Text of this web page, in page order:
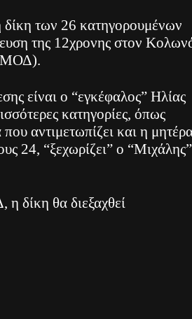
δίκη των 26 κατηγορουμένων
της 12χρονης στον
(ΜΟΔ).
είναι ο “εγκέφαλος” Ηλίας
κατηγορίες, όπως
αντιμετωπίζει και η
24, “ξεχωρίζει” ο “Μιχάλης”
δίκη θα διεξαχθεί